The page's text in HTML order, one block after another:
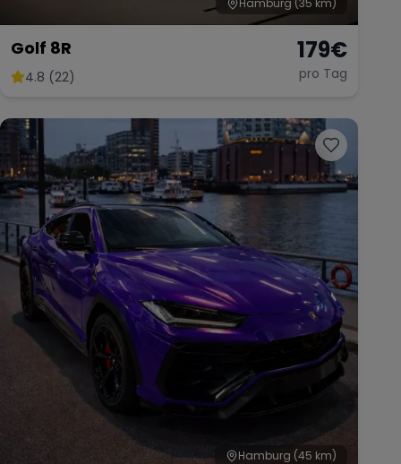
Hamburg (35 km)
Golf 8R
4.8 (22)
179€
pro Tag
Hamburg (45 km)